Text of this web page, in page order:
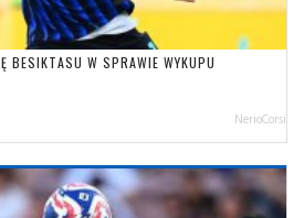
BESIKTASU W SPRAWIE WYKUPU
NerioCorsi